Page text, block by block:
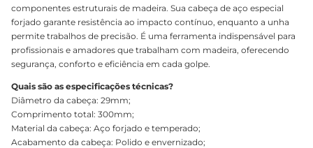
componentes estruturais de madeira. Sua cabeça de aço especial
forjado garante resistência ao impacto contínuo, enquanto a unha
permite trabalhos de precisão. É uma ferramenta indispensável para
profissionais e amadores que trabalham com madeira, oferecendo
segurança, conforto e eficiência em cada golpe.
Quais são as especificações técnicas?
Diâmetro da cabeça: 29mm;
Comprimento total: 300mm;
Material da cabeça: Aço forjado e temperado;
Acabamento da cabeça: Polido e envernizado;